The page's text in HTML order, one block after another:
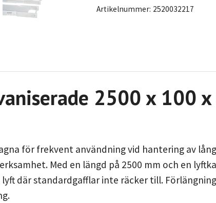
Artikelnummer: 2520032217
2500 x 100
för frekvent användning vid hantering av
Med en längd på 2500 mm och en
där standardgafflar inte räcker till.